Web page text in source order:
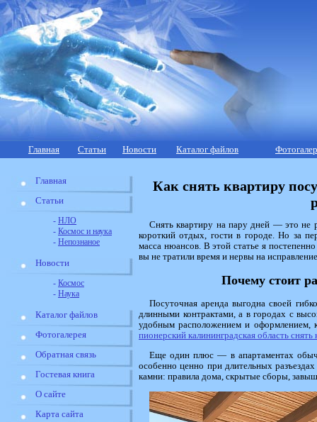
Главная Статьи Новости Каталог файлов
Главная
Статьи
- НЛО
- Космос и наука
- Непознаное
Новости
- Космос
- Наука
Каталог файлов
Фотогалерея
Обратная связь
Гостевая книга
О сайте
Карта сайта
Как снять квартиру
Снять квартиру на пару дней — это не
короткий отдых, гости в городе. Но за
масса нюансов. В этой статье я
вы не тратили время и нервы на
Почему стоит
Посуточная аренда выгодна своей
длинными контрактами, а в городах с
удобным расположением и оформлением,
пионерский калининградская область
Еще один плюс — в апартаментах
особенно ценно при длительных
камни: правила дома, скрытые сборы,